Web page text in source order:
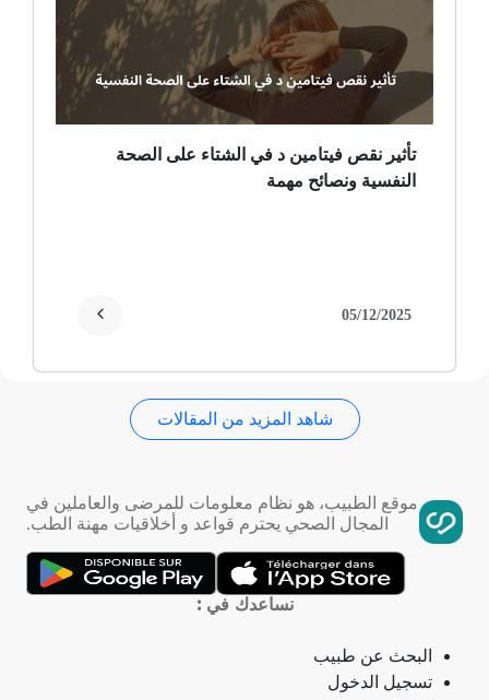
ضمور عصبي ألمي
حساسية
ثعلبة
ألزهايمر (مرض)
تمدد الأوعية الدموية
التهاب الحلق
ذبحة صدرية (مصطلح لاتيني)
تأثير نقص فيتامين د في الشتاء على الصحة
النفسية ونصائح مهمة
05/12/2025
شاهد المزيد من المقالات
موقع الطبيب، هو نظام معلومات للمرضى والعاملين في
المجال الصحي يحترم قواعد و أخلاقيات مهنة الطب.
نساعدك في :
البحث عن طبيب
تسجيل الدخول